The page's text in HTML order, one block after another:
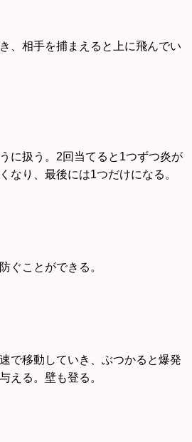
、相手を捕まえると上に飛んでい
に扱う。2回当てると1つずつ炎が
なり、最後には1つだけになる。
ぐことができる。
で移動していき、ぶつかると爆発
える。壁も登る。